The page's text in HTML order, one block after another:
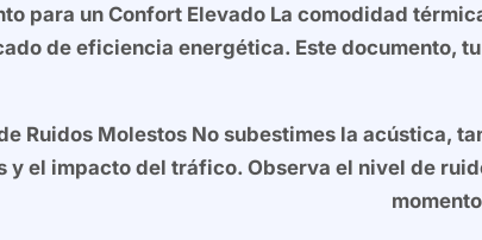
para un Confort ElevadoLa comodidad
de eficiencia energética. Este documento,
Ruidos Molestos No subestimes la acústica,
y el impacto del tráfico. Observa el nivel de